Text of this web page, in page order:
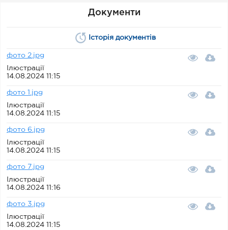
Документи
Історія документів
фото 2.jpg
Ілюстрації
14.08.2024 11:15
фото 1.jpg
Ілюстрації
14.08.2024 11:15
фото 6.jpg
Ілюстрації
14.08.2024 11:15
фото 7.jpg
Ілюстрації
14.08.2024 11:16
фото 3.jpg
Ілюстрації
14.08.2024 11:15